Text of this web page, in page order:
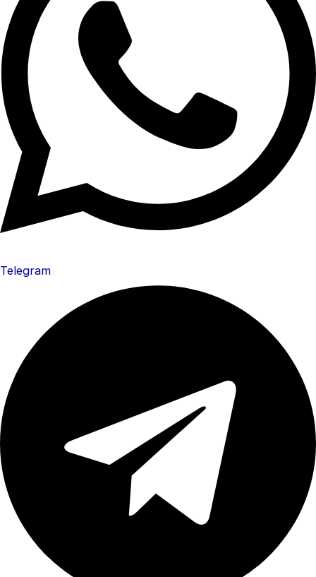
Telegram